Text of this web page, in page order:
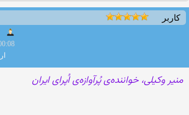
کاربر
منیر وکیلی، خواننده‌ی پُرآوازه‌ی اُپرای ایران